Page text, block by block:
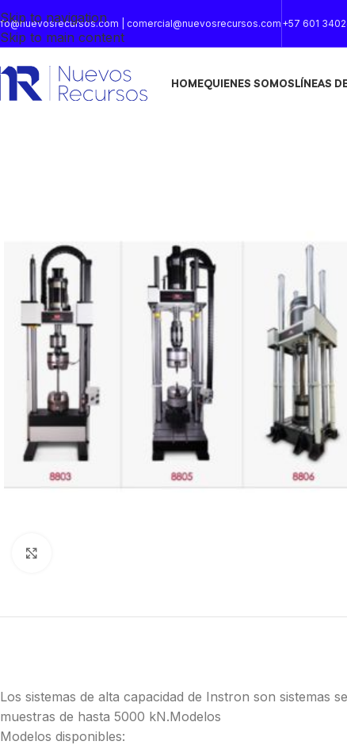
Skip to navigation
Skip to main content
| comercial@nuevosrecursos.com +57 601
HOMEQUIENES SOMOSLÍNEAS
Los sistemas de alta capacidad de Instron son sistemas
muestras de hasta 5000 kN.Modelos
Modelos disponibles: